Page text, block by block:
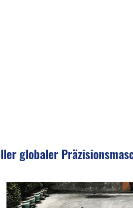
globaler